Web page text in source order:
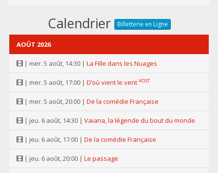
Calendrier Billetterie en Ligne
AOÛT 2026
| mer. 5 août, 14:30 | La Fille dans les Nuages
| mer. 5 août, 17:00 | D’où vient le vent VOST
| mer. 5 août, 20:00 | De la comédie Française
| jeu. 6 août, 14:30 | Vaiana, la légende du bout du monde
| jeu. 6 août, 17:00 | De la comédie Française
| jeu. 6 août, 20:00 | Le passage